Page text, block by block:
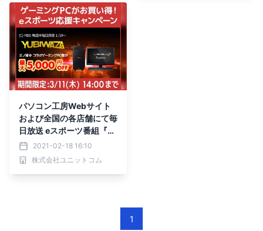
パソコン工房Webサイト
および全国の各店舗にて毎
日放送 eスポーツ番組『Y
UBIWAZA』連動企画『Y
UBIWAZA LEVEL∞ eスポ
ーツ応援キャンペーン』が
2021-02-18 16:10
株式会社ユニットコム
1